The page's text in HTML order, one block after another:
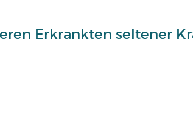
Erkrankten seltener